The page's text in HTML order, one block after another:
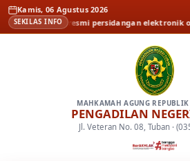
Kamis, 06 Agustus 2026
SEKILAS INFOresmi persidangan elektronik oleh
MAHKAMAH AGUNG
PENGADILAN
Jl. Veteran No. 08, Tuban ·